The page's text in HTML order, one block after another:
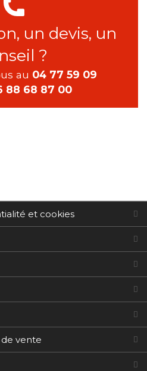
un devis, un
?
au 04 77 59 09
88 68 87 00
et cookies
vente